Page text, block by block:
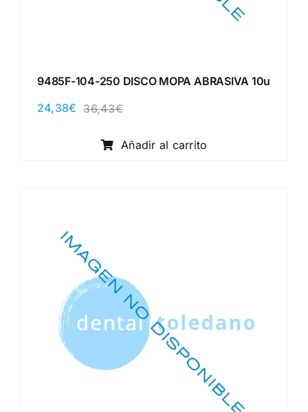
9485F-104-250 DISCO MOPA ABRASIVA 10u
36,43€El
original
era:
24,38€
El
actual
es:
Añadir al carrito